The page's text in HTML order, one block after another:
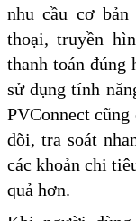
nhu cầu cơ
thoại, truyền
thanh toán đúng
sử dụng tính
PVConnect cũng
dõi, tra soát
các khoản chi
quả hơn.